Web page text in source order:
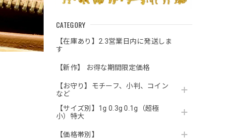
CATEGORY
【在庫あり】2.3営業日内に発送しま
す
【新作】 お得な期間限定価格
【お守り】モチーフ、小判、コイン
など
【サイズ別】1g 0.3g 0.1g（超極
小）特大
【価格帯別】